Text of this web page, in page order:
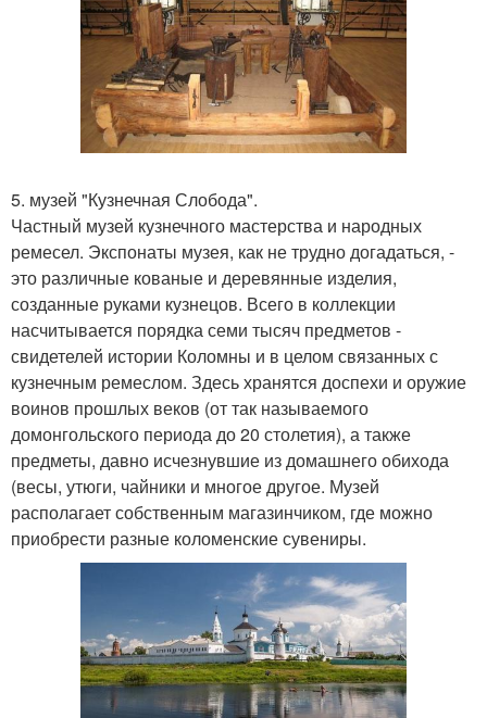
5. музей "Кузнечная Слобода".
Частный музей кузнечного мастерства и народных
ремесел. Экспонаты музея, как не трудно догадаться, -
это различные кованые и деревянные изделия,
созданные руками кузнецов. Всего в коллекции
насчитывается порядка семи тысяч предметов -
свидетелей истории Коломны и в целом связанных с
кузнечным ремеслом. Здесь хранятся доспехи и оружие
воинов прошлых веков (от так называемого
домонгольского периода до 20 столетия), а также
предметы, давно исчезнувшие из домашнего обихода
(весы, утюги, чайники и многое другое. Музей
располагает собственным магазинчиком, где можно
приобрести разные коломенские сувениры.